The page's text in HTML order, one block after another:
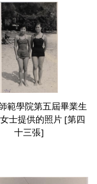
範學院第五屆畢業生
士提供的照片 [第四
十三張]